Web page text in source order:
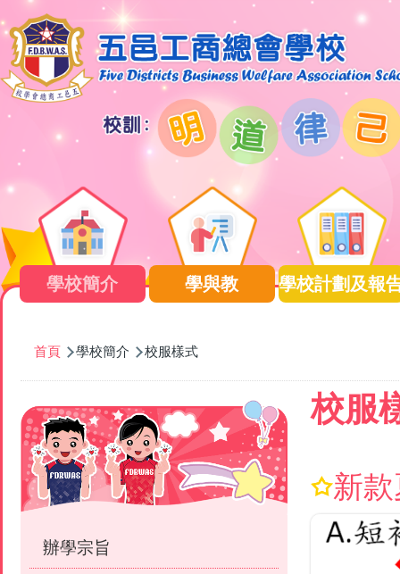
移至主內容
Main
navigation
學校簡介 學與教 學校計劃及報
航
連
結
首頁 學校簡介 校服樣式
校服
新
Main
navigation
辦學宗旨